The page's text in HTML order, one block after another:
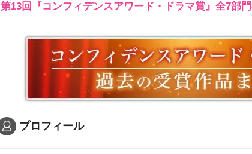
第13回『コンフィデンスアワード・ドラマ賞』全7部
プロフィール